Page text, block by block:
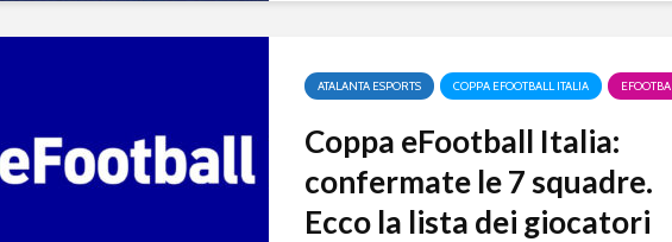
ATALANTA ESPORTS COPPA EFOOTBALL ITALIA
Coppa eFootball Italia:
confermate le 7 squadre.
Ecco la lista dei giocatori